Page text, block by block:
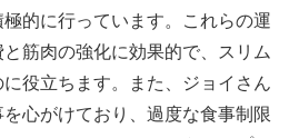
的に行っています。これらの運
筋肉の強化に効果的で、スリム
役立ちます。また、ジョイさん
心がけており、過度な食事制限